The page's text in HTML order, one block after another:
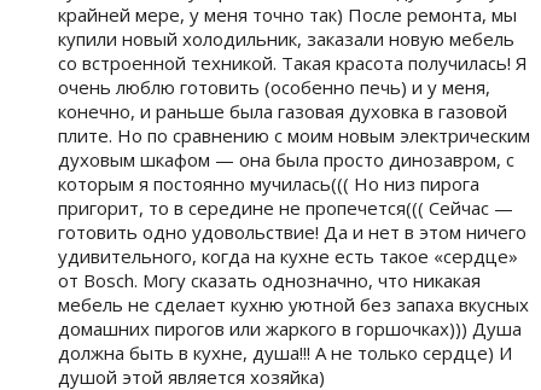
крайней мере, у меня точно так) После ремонта, мы
купили новый холодильник, заказали новую мебель
со встроенной техникой. Такая красота получилась! Я
очень люблю готовить (особенно печь) и у меня,
конечно, и раньше была газовая духовка в газовой
плите. Но по сравнению с моим новым электрическим
духовым шкафом — она была просто динозавром, с
которым я постоянно мучилась((( Но низ пирога
пригорит, то в середине не пропечется((( Сейчас —
готовить одно удовольствие! Да и нет в этом ничего
удивительного, когда на кухне есть такое «сердце»
от Bosch. Могу сказать однозначно, что никакая
мебель не сделает кухню уютной без запаха вкусных
домашних пирогов или жаркого в горшочках))) Душа
должна быть в кухне, душа!!! А не только сердце) И
душой этой является хозяйка)